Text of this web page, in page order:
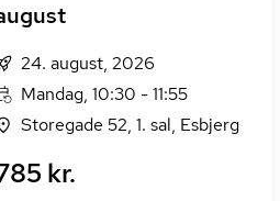
24. august, 2026
Mandag, 10:30 - 11:55
Storegade 52, 1. sal, Esbjerg
kr.